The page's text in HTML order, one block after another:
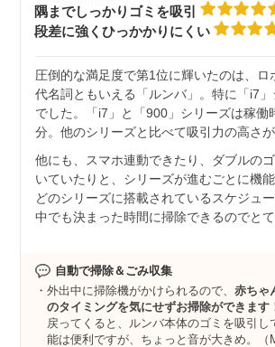
隅までしっかりゴミを吸引
段差に強くひっかかりにくい
圧倒的な満足度で第1位に輝いたのは、ロ
代名詞ともいえる「ルンバ」。特に「i7
でした。「i7」と「900」シリーズは稼働
分。他のシリーズと比べて吸引力の高さが
他にも、スマホ連動できたり、ダブルの
いていたりと、シリーズが進むごとに機
どのシリーズに搭載されているスケジュ
中でも決まった時間に掃除できるのでとて
自動で掃除＆ごみ収集
外出中に掃除機がかけられるので、赤ちゃ
のタイミングを気にせずお掃除ができます
戻ってくると、ルンバ本体のゴミを吸引し
能は便利ですが、ちょっと音が大きめ。（